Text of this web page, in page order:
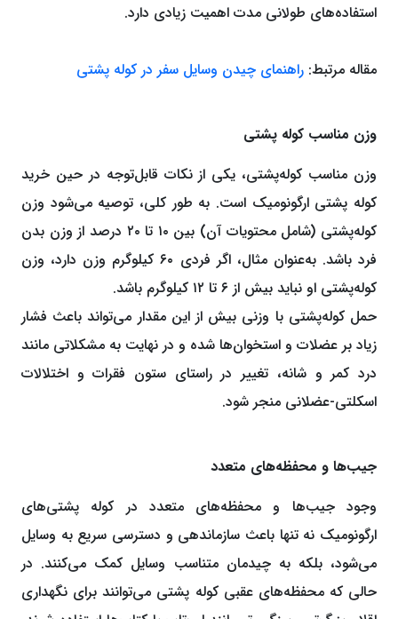
استفاده‌های طولانی‌ مدت اهمیت زیادی دارد.
مقاله مرتبط: راهنمای چیدن وسایل سفر در کوله پشتی
وزن مناسب کوله ‌پشتی
وزن مناسب کوله‌پشتی، یکی از نکات قابل‌‌توجه در حین خرید
کوله پشتی ارگونومیک است. به ‌طور کلی، توصیه می‌شود وزن
کوله‌پشتی (شامل محتویات آن) بین ۱۰ تا ۲۰ درصد از وزن بدن
فرد باشد. به‌عنوان مثال، اگر فردی ۶۰ کیلوگرم وزن دارد، وزن
کوله‌پشتی او نباید بیش از ۶ تا ۱۲ کیلوگرم باشد.
حمل کوله‌پشتی با وزنی بیش از این مقدار می‌تواند باعث فشار
زیاد بر عضلات و استخوان‌ها شده و در نهایت به مشکلاتی مانند
درد کمر و شانه، تغییر در راستای ستون فقرات و اختلالات
اسکلتی-عضلانی منجر شود.
جیب‌ها و محفظه‌های متعدد
وجود جیب‌ها و محفظه‌های متعدد در کوله‌ پشتی‌های
ارگونومیک نه تنها باعث سازماندهی و دسترسی سریع به وسایل
می‌شود، بلکه به چیدمان متناسب وسایل کمک می‌کنند. در
حالی که محفظه‌های عقبی کوله پشتی می‌توانند برای نگهداری